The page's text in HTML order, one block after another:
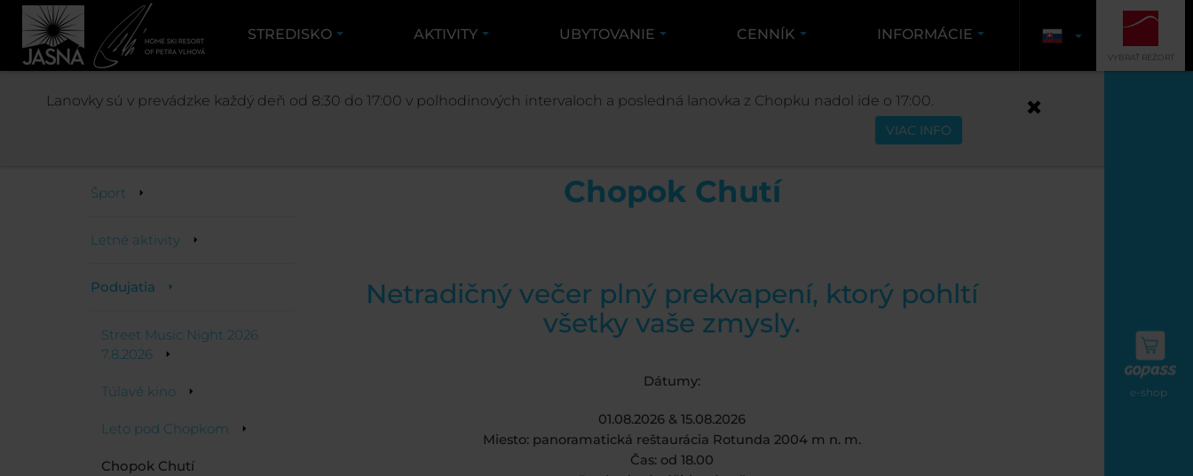
e-shop
STREDISKO AKTIVITY UBYTOVANIE CENNÍK INFORMÁCIE
VYBRAŤ REZORT
AKTIVITY PODUJATIA CHOPOK CHUTÍ
Šport
Letné aktivity
Podujatia
Street Music Night 2026
7.8.2026
Túlavé kino
Leto pod Chopkom
Chopok Chutí
Chopok Chutí
Netradičný večer plný prekvapení, ktorý pohltí
všetky vaše zmysly.
Dátumy:
01.08.2026 & 15.08.2026
Miesto: panoramatická reštaurácia Rotunda 2004 m n. m.
Čas: od 18.00
Lanovky sú v prevádzke každý deň od 8:30 do 17:00 v polhodinových intervaloch a posledná lanovka z Chopku nadol ide o 17:00.
VIAC INFO